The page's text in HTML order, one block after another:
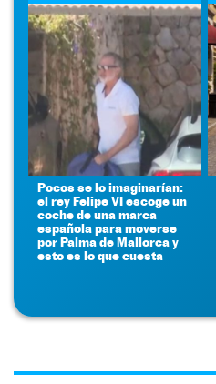
Pocos se lo imaginarían:
el rey Felipe VI escoge un
coche de una marca
española para moverse
por Palma de Mallorca y
esto es lo que cuesta